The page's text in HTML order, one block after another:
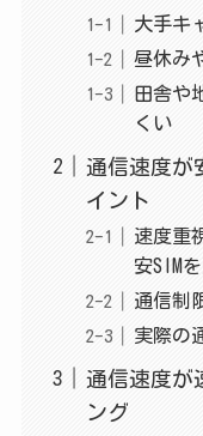
大手キ
昼休み
田舎や
くい
通信速度が
イント
速度重
安SIM
通信制
実際の
通信速度が
ング